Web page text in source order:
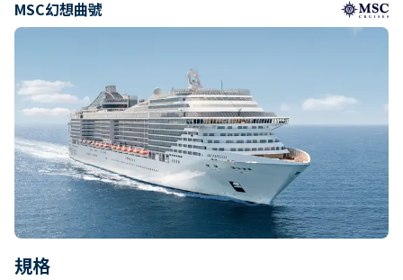
MSC幻想曲號
規格